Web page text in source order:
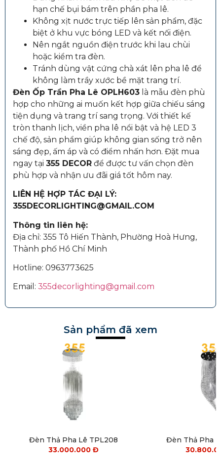
hạn chế bụi bám trên phần pha lê.
Không xịt nước trực tiếp lên sản phẩm, đặc
biệt ở khu vực bóng LED và kết nối điện.
Nên ngắt nguồn điện trước khi lau chùi
hoặc kiểm tra đèn.
Tránh dùng vật cứng chà xát lên pha lê để
không làm trầy xước bề mặt trang trí.
Đèn Ốp Trần Pha Lê OPLH603 là mẫu đèn phù
hợp cho những ai muốn kết hợp giữa chiếu sáng
tiện dụng và trang trí sang trọng. Với thiết kế
tròn thanh lịch, viền pha lê nổi bật và hệ LED 3
chế độ, sản phẩm giúp không gian sống trở nên
sáng đẹp, ấm áp và có điểm nhấn hơn. Đặt mua
ngay tại 355 DECOR để được tư vấn chọn đèn
phù hợp và nhận ưu đãi giá tốt hôm nay.
LIÊN HỆ HỢP TÁC ĐẠI LÝ:
355DECORLIGHTING@GMAIL.COM
Thông tin liên hệ:
Địa chỉ: 355 Tô Hiến Thành, Phường Hoà Hưng,
Thành phố Hồ Chí Minh
Hotline: 0963773625
Email: 355decorlighting@gmail.com
Sản phẩm đã xem
Đèn Thả Pha Lê TPL208
33.000.000Đ
Đèn Thả Pha